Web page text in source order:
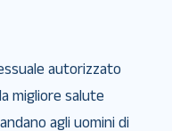
autorizzato
migliore salute
agli uomini di